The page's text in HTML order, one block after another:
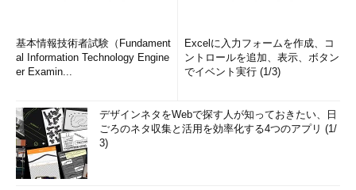
基本情報技術者試験（Fundament
al Information Technology Engine
er Examin...
Excelに入力フォームを作成、コ
ントロールを追加、表示、ボタン
でイベント実行 (1/3)
デザインネタをWebで探す人が知っておきたい、日
ごろのネタ収集と活用を効率化する4つのアプリ (1/
3)